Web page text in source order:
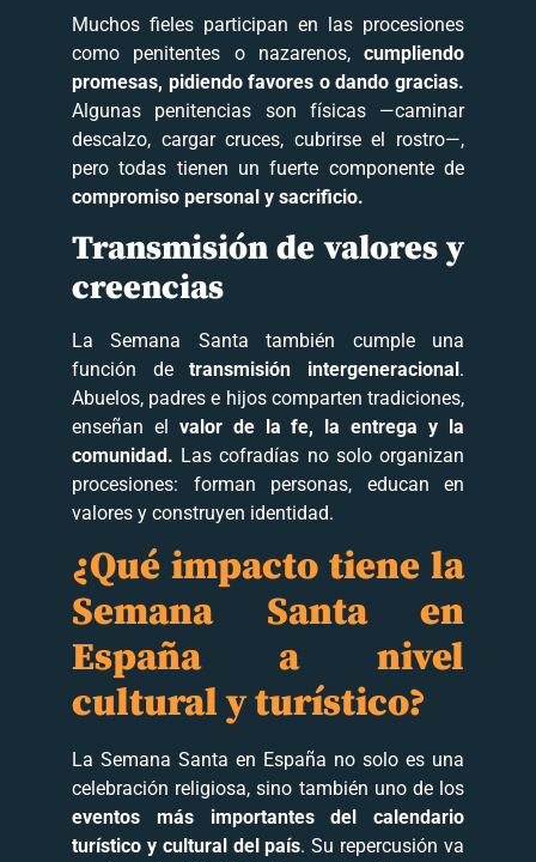
Muchos fieles participan en las procesiones
como penitentes o nazarenos,cumpliendo
promesas, pidiendo favores o dando gracias.
Algunas penitencias son físicas —caminar
descalzo, cargar cruces, cubrirse el rostro—,
pero todas tienen un fuerte componente de
compromiso personal y sacrificio.
Transmisión de valores y
creencias
La Semana Santa también cumple una
función detransmisión intergeneracional.
Abuelos, padres e hijos comparten tradiciones,
enseñan el valor de la fe, la entrega y la
comunidad. Las cofradías no solo organizan
procesiones: forman personas, educan en
valores y construyen identidad.
¿Qué impacto tiene la
Semana Santa en
España a nivel
cultural y turístico?
La Semana Santa en España no solo es una
celebración religiosa, sino también uno de los
eventos más importantes del calendario
turístico y cultural del país. Su repercusión va